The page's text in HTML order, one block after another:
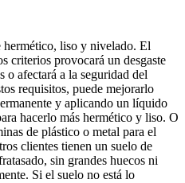
hermético, liso y nivelado. El
criterios provocará un desgaste
o afectará a la seguridad del
requisitos, puede mejorarlo
y aplicando un líquido
hacerlo más hermético y liso. O
de plástico o metal para el
clientes tienen un suelo de
sin grandes huecos ni
Si el suelo no está lo